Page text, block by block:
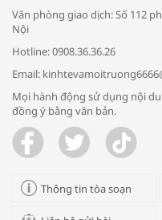
Bác
Trao
Văn phòng giao dịch: Số 112
Nội
Hotline: 0908.36.36.26
Email:
Mọi hành động sử dụng nội
đồng ý bằng văn bản.
Thông tin tòa soạn